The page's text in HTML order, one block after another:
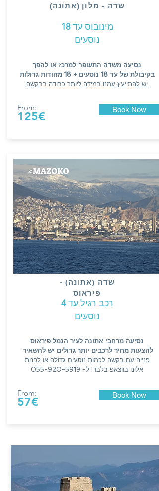
מינובוס עד18
נוסעים
(שדה - מלון (אתונה
נסיעה משדה התעופה למרכז או להפך
בקיבולת של עד 18 נוסעים + 18 מזוודות גדולות
יש להתייעץ עמנו במידה ליותר כבודה בבקשה
From:
125€ Book Now
רכב רגיל עד4
נוסעים
שדה (אתונה) -
פיראוס
נסיעה מרחבי אתונה לעיר הנמל פיראוס
להצעות מחיר לרכבים יותר גדולים יש להשאיר
פנייה עם בקשה לכמות נוסעים גדולה או לפנות
אלינו בווצאפ בלבד! ל- 055-920-5919
From:
57€ Book Now